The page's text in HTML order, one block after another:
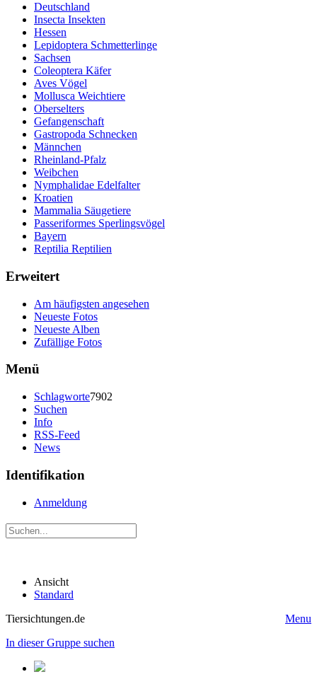
Deutschland
Insecta Insekten
Hessen
Lepidoptera Schmetterlinge
Sachsen
Coleoptera Käfer
Aves Vögel
Mollusca Weichtiere
Oberselters
Gefangenschaft
Gastropoda Schnecken
Männchen
Rheinland-Pfalz
Weibchen
Nymphalidae Edelfalter
Kroatien
Mammalia Säugetiere
Passeriformes Sperlingsvögel
Bayern
Reptilia Reptilien
Erweitert
Am häufigsten angesehen
Neueste Fotos
Neueste Alben
Zufällige Fotos
Menü
Schlagworte7902
Suchen
Info
RSS-Feed
News
Identifikation
Anmeldung
Ansicht
Standard
Tiersichtungen.de
Menu
In dieser Gruppe suchen